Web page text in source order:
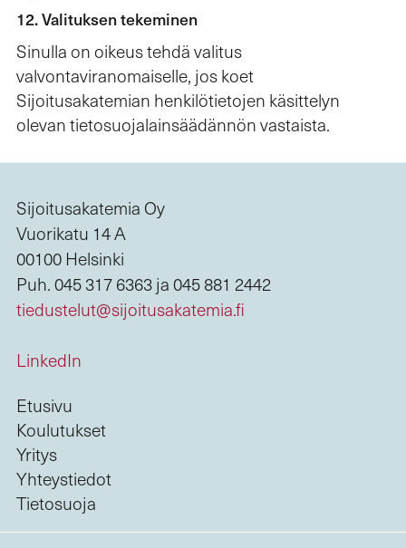
12. Valituksen tekeminen
Sinulla on oikeus tehdä valitus
valvontaviranomaiselle, jos koet
Sijoitusakatemian henkilötietojen käsittelyn
olevan tietosuojalainsäädännön vastaista.
Sijoitusakatemia Oy
Vuorikatu 14 A
00100 Helsinki
Puh. 045 317 6363 ja 045 881 2442
tiedustelut@sijoitusakatemia.fi
LinkedIn
Etusivu
Koulutukset
Yritys
Yhteystiedot
Tietosuoja